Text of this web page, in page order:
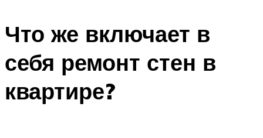
Что же включает в
себя ремонт стен в
квартире?